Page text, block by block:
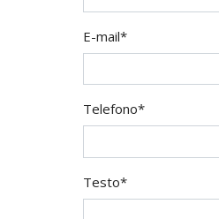
E-mail*
Telefono*
Testo*